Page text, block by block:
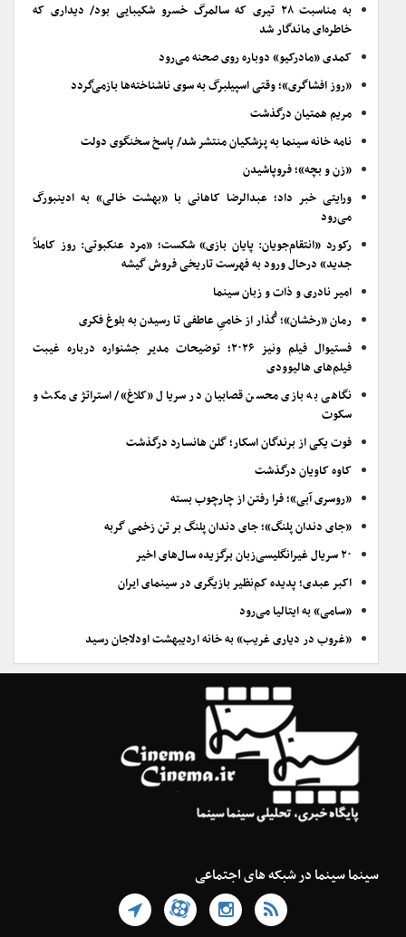
به مناسبت ۲۸ تیری که سالمرگ خسرو شکیبایی بود/ دیداری که
خاطره‌ای ماندگار شد
کمدی «مادرکیو» دوباره روی صحنه می‌رود
«روز افشاگری»؛ وقتی اسپیلبرگ به سوی ناشناخته‌ها بازمی‌گردد
مریم همتیان درگذشت
نامه خانه سینما به پزشکیان منتشر شد/ پاسخ سخنگوی دولت
«زن و بچه»؛ فروپاشیدن
ورایتی خبر داد؛ عبدالرضا کاهانی با «بهشت خالی» به ادینبورگ
می‌رود
رکورد «انتقام‌جویان: پایان بازی» شکست؛ «مرد عنکبوتی: روز کاملاً
جدید» درحال ورود به فهرست تاریخی فروش گیشه
امیر نادری و ذات و زبان سینما
رمان «رخشان»؛ گُذار از خامیِ عاطفی تا رسیدن به بلوغ فکری
فستیوال فیلم ونیز ۲۰۲۶؛ توضیحات مدیر جشنواره درباره غیبت
فیلم‌های هالیوودی
نگاهی به بازی محسن قصابیان در سریال «کلاغ»/ استراتژی مکث و
سکوت
فوت یکی از برندگان اسکار؛ گلن هانسارد درگذشت
کاوه کاویان درگذشت
«روسری آبی»؛ فرا رفتن از چارچوب بسته
«جای دندان پلنگ»؛ جای دندان پلنگ بر تن زخمی گربه
۲۰ سریال غیرانگلیسی‌زبان برگزیده سال‌های اخیر
اکبر عبدی؛ پدیده کم‌نظیر بازیگری در سینمای ایران
«سامی» به ایتالیا می‌رود
«غروب در دیاری غریب» به خانه اردیبهشت اودلاجان رسید
سینما سینما در شبکه های اجتماعی